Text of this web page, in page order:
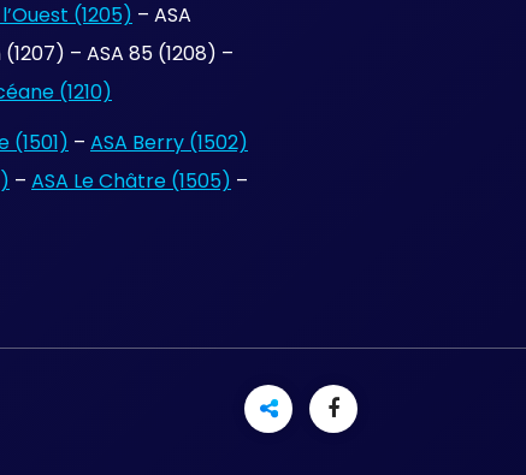
(1205) – ASA
– ASA 85 (1208) –
(1210)
(1501) – ASA Berry (1502)
– ASA Le Châtre (1505) –